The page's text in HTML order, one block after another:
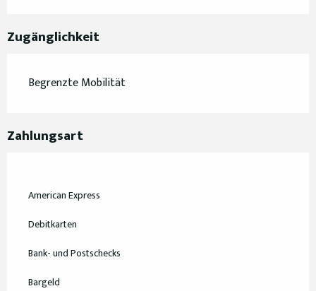
Zugänglichkeit
Begrenzte Mobilität
Zahlungsart
American Express
Debitkarten
Bank- und Postschecks
Bargeld